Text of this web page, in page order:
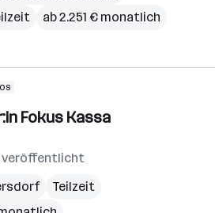
ab 2.251 € monatlich
Fokus Kassa
veröffentlicht
Teilzeit